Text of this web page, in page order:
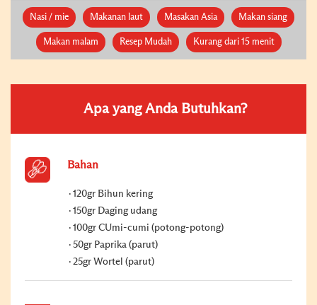
Nasi / mie Makanan laut Masakan Asia Makan siang
Makan malam Resep Mudah Kurang dari 15 menit
Apa yang Anda Butuhkan?
Bahan
120gr Bihun kering
150gr Daging udang
100gr CUmi-cumi (potong-potong)
50gr Paprika (parut)
25gr Wortel (parut)